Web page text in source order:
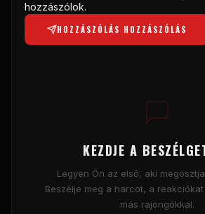
hozzászólok.
HOZZÁSZÓLÁS HOZZÁSZÓLÁS
KEZDJE A
Legyen Ön az első, aki
Beszélje meg a harcot, a
más rajongókkal.